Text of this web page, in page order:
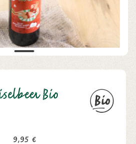
Bio
Regulärer Preis:
9,95 €